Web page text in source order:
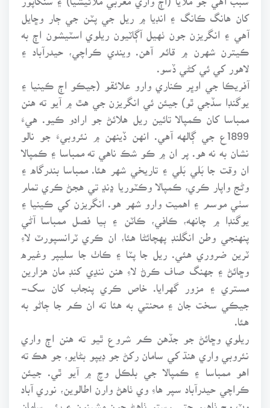
کان هانگ ڪانگ ۽ انڊيا ۾ ريل جي پٽن جي ڄار وڇايل
آهي ۽ انگريزن جون ٺهيل آڳاٽيون ريلوي اسٽيشون اڄ به
ڪيترن شهرن ۾ قائم آهن. ويندي ڪراچي، حيدرآباد ۽
لاهور کي ئي کڻي ڏسو.
آفريڪا جي اوڀر ڪناري وارو علائقو (جيڪو اڄ ڪينيا ۽
يوگنڊا سڏجي ٿو) جيئن ئي انگريزن جي هٿ ۾ آيو ته هنن
ممباسا کان ڪمپالا تائين ريل هلائڻ جو ارادو ڪيو. هيءَ
1899ع جي ڳالهه آهي. انهن ڏينهن ۾ نئروبيءَ جو نالو
نشان به نه هو. پر ان ۾ ڪو شڪ ناهي ته ممباسا ۽ ڪمپالا
ان وقت جا بَلي بَلي ۽ تاريخي شهر هئا. ممباسا بندرگاه ۽
وڻج واپار ڪري، ڪمپالا وڪٽوريا ڍنڍ تي هجڻ ڪري تمام
سٺي موسم ۽ اهميت وارو شهر هو. انگريزن کي ڪينيا ۽
يوگنڊا ۾ چانهه، ڪافي، ڪاٽن ۽ ٻيا فصل ممباسا آڻي
پنهنجي وطن انگلنڊ پهچائڻا هئا، ان ڪري ٽرانسپورٽ لاءِ
ٽرين ضروري هئي. ريل جا پٽا ۽ ڪاٺ جا سليپر وغيره
وڇائڻ ۽ جهنگ صاف ڪرڻ لاءِ هنن ننڍي کنڊ مان هزارين
مستري ۽ مزور گهرايا. خاص ڪري پنجاب کان سک-
جيڪي سخت جان ۽ محنتي به هئا ته ان ڪم جا ڄاڻو به
هئا.
ريلوي وڇائڻ جو جڏهن ڪم شروع ٿيو ته هنن اڄ واري
نئروبي واري هنڌ کي سامان رکڻ جو ڊيپو بڻايو، جو هڪ ته
اهو ممباسا ۽ ڪمپالا جي بلڪل وچ ۾ آيو ٿي. جيئن
ڪراچي حيدرآباد سپر هاءِ وي ٺاهڻ وارن اطالوين، نوري آباد
وٽ وچ ٺاهيو جتي رستو ٺاهڻ جون مشينون ۽ ٻئي سامان